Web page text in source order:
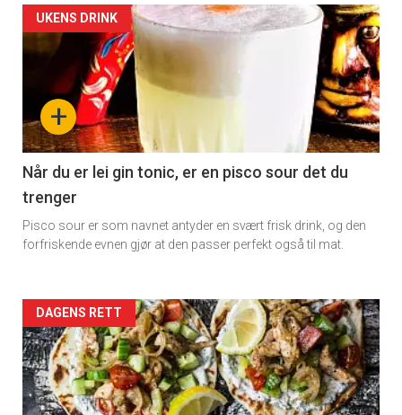
Artikler
detail
section
11
Dagens
rett
+
UKENS DRINK
Når du er lei gin tonic, er en pisco sour det du
trenger
Pisco sour er som navnet antyder en svært frisk drink, og den
forfriskende evnen gjør at den passer perfekt også til mat.
Artikler
detail
-
DAGENS RETT